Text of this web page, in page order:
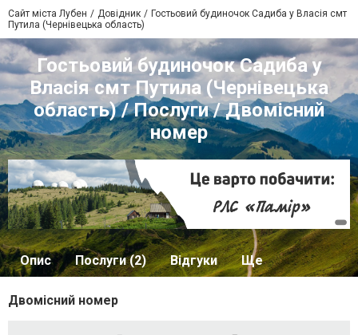
Сайт міста Лубен Довідник
Гостьовий будиночок Садиба у Власія смт
Путила (Чернівецька область)
Гостьовий будиночок Садиба у
Власія смт Путила (Чернівецька
область) / Послуги / Двомісний
номер
Опис Послуги (2) Відгуки Ще
Двомісний номер